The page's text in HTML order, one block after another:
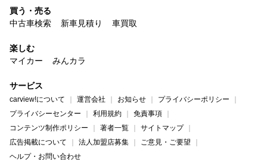
買う・売る
中古車検索
新車見積り 車買取
楽しむ
マイカー
みんカラ
サービス
carview!について 運営会社 お知らせ
プライバシーポリシー
プライバシーセンター
利用規約
免責事項
コンテンツ制作ポリシー
著者一覧
サイトマップ
広告掲載について
法人加盟店募集
ご意見・ご要望
ヘルプ・お問い合わせ